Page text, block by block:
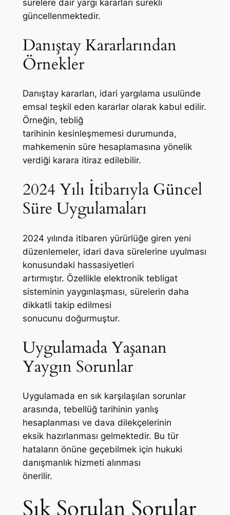
sürelere dair yargı kararları sürekli
güncellenmektedir.
Danıştay Kararlarından
Örnekler
Danıştay kararları, idari yargılama usulünde
emsal teşkil eden kararlar olarak kabul edilir.
Örneğin, tebliğ
tarihinin kesinleşmemesi durumunda,
mahkemenin süre hesaplamasına yönelik
verdiği karara itiraz edilebilir.
2024 Yılı İtibarıyla Güncel
Süre Uygulamaları
2024 yılında itibaren yürürlüğe giren yeni
düzenlemeler, idari dava sürelerine uyulması
konusundaki hassasiyetleri
artırmıştır. Özellikle elektronik tebligat
sisteminin yaygınlaşması, sürelerin daha
dikkatli takip edilmesi
sonucunu doğurmuştur.
Uygulamada Yaşanan
Yaygın Sorunlar
Uygulamada en sık karşılaşılan sorunlar
arasında, tebellüğ tarihinin yanlış
hesaplanması ve dava dilekçelerinin
eksik hazırlanması gelmektedir. Bu tür
hataların önüne geçebilmek için hukuki
danışmanlık hizmeti alınması
önerilir.
Sık Sorulan Sorular